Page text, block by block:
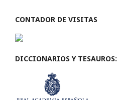
CONTADOR DE VISITAS
DICCIONARIOS Y TESAUROS: